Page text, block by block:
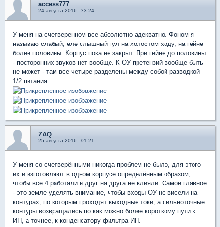
access777
24 августа 2016 - 23:24
У меня на счетверенном все абсолютно адекватно. Фоном я
называю слабый, еле слышный гул на холостом ходу, на гейне
более половины. Корпус пока не закрыт. При гейне до половины
- посторонних звуков нет вообще. К ОУ претензий вообще быть
не может - там все четыре разделены между собой разводкой
1/2 питания.
ZAQ
25 августа 2016 - 01:21
У меня со счетверёнными никогда проблем не было, для этого
их и изготовляют в одном корпусе определённым образом,
чтобы все 4 работали и друг на друга не влияли. Самое главное
- это земле уделять внимание, чтобы входы ОУ не висели на
контурах, по которым проходят выходные токи, а сильноточные
контуры возвращались по как можно более короткому пути к
ИП, а точнее, к конденсатору фильтра ИП.